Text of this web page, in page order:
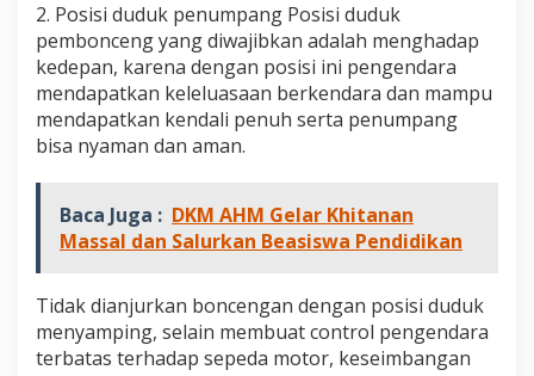
2. Posisi duduk penumpang Posisi duduk
pembonceng yang diwajibkan adalah menghadap
kedepan, karena dengan posisi ini pengendara
mendapatkan keleluasaan berkendara dan mampu
mendapatkan kendali penuh serta penumpang
bisa nyaman dan aman.
Baca Juga : DKM AHM Gelar Khitanan
Massal dan Salurkan Beasiswa Pendidikan
Tidak dianjurkan boncengan dengan posisi duduk
menyamping, selain membuat control pengendara
terbatas terhadap sepeda motor, keseimbangan